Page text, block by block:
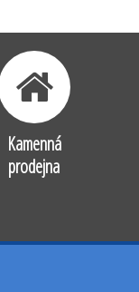
Kamenná
prodejna